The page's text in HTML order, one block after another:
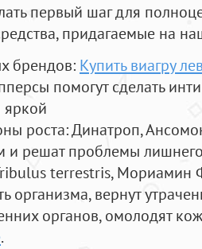
первый шаг для
придагаемые на
брендов: Купить виагру
помогут сделать
роста: Динатроп,
и решат проблемы
terrestris, Мориамин
организма, вернут
органов, омолодят
.